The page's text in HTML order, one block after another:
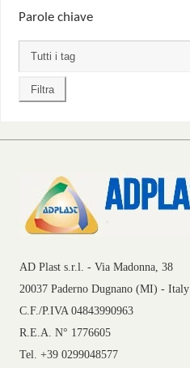
Parole chiave
AD Plast s.r.l. - Via Madonna, 38
20037 Paderno Dugnano (MI) - Italy
C.F./P.IVA 04843990963
R.E.A. N° 1776605
Tel. +39 0299048577